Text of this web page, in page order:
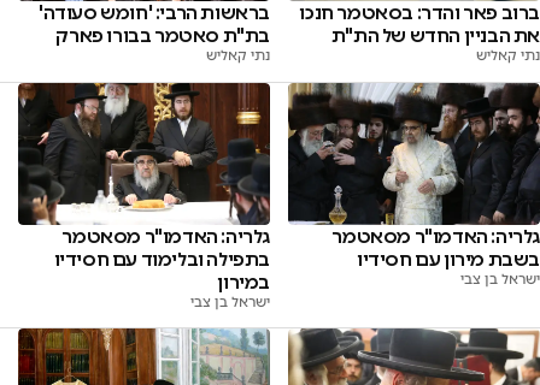
ברוב פאר והדר: בסאטמר חנכו
את הבניין החדש של הת"ת
נתי קאליש
בראשות הרבי: 'חומש סעודה'
בת"ת סאטמר בבורו פארק
נתי קאליש
גלריה: האדמו"ר מסאטמר
בשבת מירון עם חסידיו
ישראל בן צבי
גלריה: האדמו"ר מסאטמר
בתפילה ובלימוד עם חסידיו
במירון
ישראל בן צבי